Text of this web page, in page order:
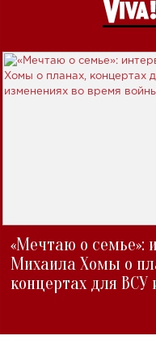
«Мечтаю о семье»:
Михаила Хомы о
концертах для ВСУ